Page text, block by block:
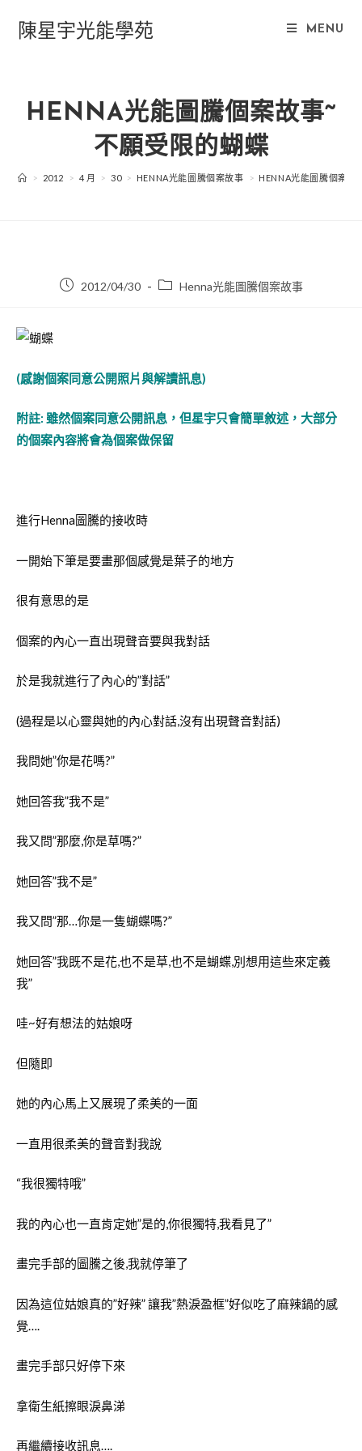
陳星宇光能學苑 MENU
HENNA光能圖騰個案故事~
不願受限的蝴蝶
> 2012 > 4 月 > 30 > HENNA光能圖騰個案故事 > HENNA光能圖騰個案故
Post2012/04/30
PostHenna光能圖騰個案故事
(感謝個案同意公開照片與解讀訊息)
附註: 雖然個案同意公開訊息，但星宇只會簡單敘述，大部分
的個案內容將會為個案做保留
進行Henna圖騰的接收時
一開始下筆是要畫那個感覺是葉子的地方
很有意思的是
個案的內心一直出現聲音要與我對話
於是我就進行了內心的”對話”
(過程是以心靈與她的內心對話,沒有出現聲音對話)
我問她”你是花嗎?”
她回答我”我不是”
我又問”那麼,你是草嗎?”
她回答”我不是”
我又問”那…你是一隻蝴蝶嗎?”
她回答”我既不是花,也不是草,也不是蝴蝶,別想用這些來定義
我”
哇~好有想法的姑娘呀
但隨即
她的內心馬上又展現了柔美的一面
一直用很柔美的聲音對我說
“我很獨特哦”
我的內心也一直肯定她”是的,你很獨特,我看見了”
畫完手部的圖騰之後,我就停筆了
因為這位姑娘真的”好辣” 讓我”熱淚盈框”好似吃了麻辣鍋的感
覺….
畫完手部只好停下來
拿衛生紙擦眼淚鼻涕
再繼續接收訊息….